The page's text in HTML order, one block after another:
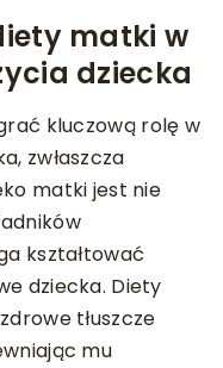
matki w
dziecka
kluczową rolę w
zwłaszcza
matki jest nie
kształtować
dziecka. Diety
tłuszcze
mu